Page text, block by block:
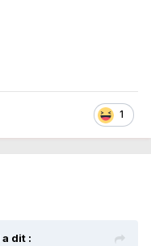
1
a dit :